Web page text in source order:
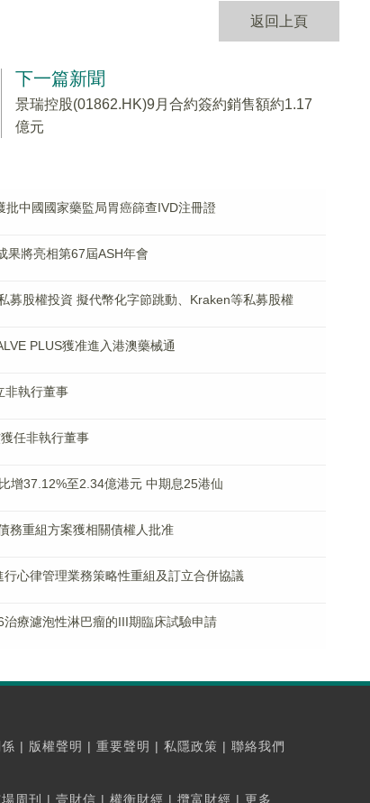
返回上頁
下一篇新聞
景瑞控股(01862.HK)9月合約簽約銷售額約1.17
億元
中國國家藥監局胃癌篩查IVD注冊證
果將亮相第67屆ASH年會
募股權投資 擬代幣化字節跳動、Kraken等私募股權
PLUS獲准進入港澳藥械通
非執行董事
任非執行董事
增37.12%至2.34億港元 中期息25港仙
務重組方案獲相關債權人批准
心律管理業務策略性重組及訂立合併協議
療濾泡性淋巴瘤的III期臨床試驗申請
| 版權聲明 | 重要聲明 | 私隱政策 | 聯絡我們
周刊 | 壹財信 | 權衡財經 | 攬富財經 | 更多...